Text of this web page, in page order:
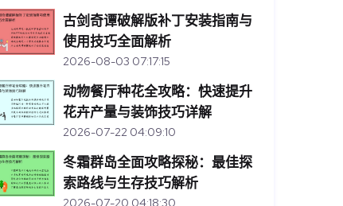
古剑奇谭破解版补丁安装指南与
使用技巧全面解析
2026-08-03 07:17:15
动物餐厅种花全攻略：快速提升
花卉产量与装饰技巧详解
2026-07-22 04:09:10
冬霜群岛全面攻略探秘：最佳探
索路线与生存技巧解析
2026-07-20 04:18:30